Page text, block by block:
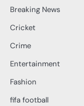
Breaking News
Cricket
Crime
Entertainment
Fashion
fifa football